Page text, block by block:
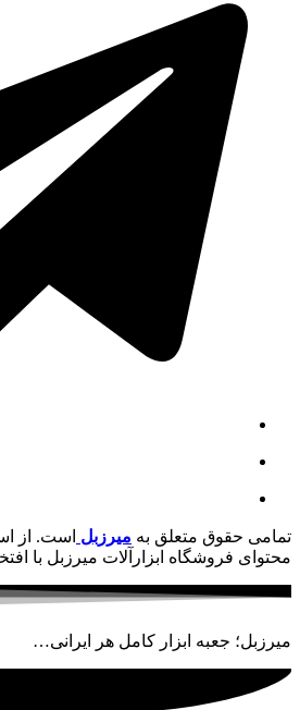
تمامی حقوق متعلق به میرزبل است. از
محتوای فروشگاه ابزارآلات میرزبل با
میرزبل؛ جعبه ابزار کامل هر ایرانی…